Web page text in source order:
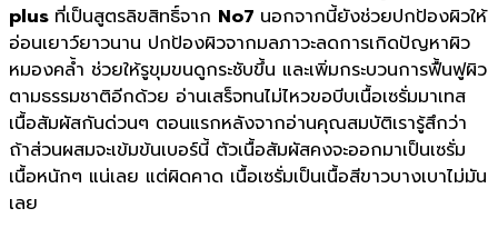
plus ที่เป็นสูตรลิขสิทธิ์จาก No7 นอกจากนี้ยังช่วยปกป้องผิวให้
อ่อนเยาว์ยาวนาน ปกป้องผิวจากมลภาวะลดการเกิดปัญหาผิว
หมองคล้ำ ช่วยให้รูขุมขนดูกระชับขึ้น และเพิ่มกระบวนการฟื้นฟูผิว
ตามธรรมชาติอีกด้วย อ่านเสร็จทนไม่ไหวขอบีบเนื้อเซรั่มมาเทส
เนื้อสัมผัสกันด่วนๆ ตอนแรกหลังจากอ่านคุณสมบัติเรารู้สึกว่า
ถ้าส่วนผสมจะเข้มข้นเบอร์นี้ ตัวเนื้อสัมผัสคงจะออกมาเป็นเซรั่ม
เนื้อหนักๆ แน่เลย แต่ผิดคาด เนื้อเซรั่มเป็นเนื้อสีขาวบางเบาไม่มัน
เลย